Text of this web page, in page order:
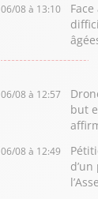
06/08 à 13:10
06/08 à 12:57
but
06/08 à 12:49